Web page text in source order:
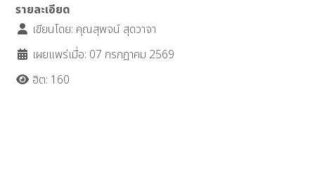
รายละเอียด
เขียนโดย: คุณสุพจน์ สุดวาจา
เผยแพร่เมื่อ: 07 กรกฎาคม 2569
ฮิต: 160